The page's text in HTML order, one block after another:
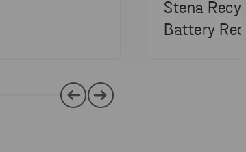
Stena
Battery